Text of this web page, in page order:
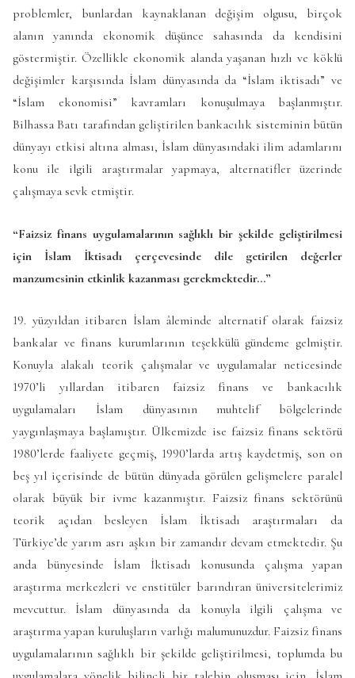
problemler, bunlardan kaynaklanan değişim olgusu, birçok
alanın yanında ekonomik düşünce sahasında da kendisini
göstermiştir. Özellikle ekonomik alanda yaşanan hızlı ve köklü
değişimler karşısında İslam dünyasında da “İslam iktisadı” ve
“İslam ekonomisi” kavramları konuşulmaya başlanmıştır.
Bilhassa Batı tarafından geliştirilen bankacılık sisteminin bütün
dünyayı etkisi altına alması, İslam dünyasındaki ilim adamlarını
konu ile ilgili araştırmalar yapmaya, alternatifler üzerinde
çalışmaya sevk etmiştir.
“Faizsiz finans uygulamalarının sağlıklı bir şekilde geliştirilmesi
için İslam İktisadı çerçevesinde dile getirilen değerler
manzumesinin etkinlik kazanması gerekmektedir…”
19. yüzyıldan itibaren İslam âleminde alternatif olarak faizsiz
bankalar ve finans kurumlarının teşekkülü gündeme gelmiştir.
Konuyla alakalı teorik çalışmalar ve uygulamalar neticesinde
1970’li yıllardan itibaren faizsiz finans ve bankacılık
uygulamaları İslam dünyasının muhtelif bölgelerinde
yaygınlaşmaya başlamıştır. Ülkemizde ise faizsiz finans sektörü
1980’lerde faaliyete geçmiş, 1990’larda artış kaydetmiş, son on
beş yıl içerisinde de bütün dünyada görülen gelişmelere paralel
olarak büyük bir ivme kazanmıştır. Faizsiz finans sektörünü
teorik açıdan besleyen İslam İktisadı araştırmaları da
Türkiye’de yarım asrı aşkın bir zamandır devam etmektedir. Şu
anda bünyesinde İslam İktisadı konusunda çalışma yapan
araştırma merkezleri ve enstitüler barındıran üniversitelerimiz
mevcuttur. İslam dünyasında da konuyla ilgili çalışma ve
araştırma yapan kuruluşların varlığı malumunuzdur. Faizsiz finans
uygulamalarının sağlıklı bir şekilde geliştirilmesi, toplumda bu